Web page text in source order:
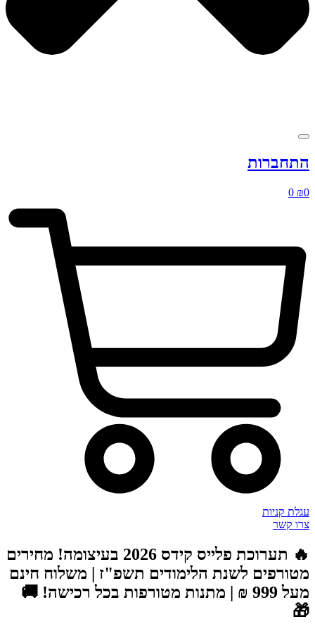
התחברות
₪0
0
עגלת קניות
צרו קשר
🔥 תערוכת פלייס קידס 2026 בעיצומה! מחירים
מטורפים לשנת הלימודים תשפ"ז | משלוח חינם
מעל 999 ₪ | מתנות מטורפות בכל רכישה! 🚚
🎁